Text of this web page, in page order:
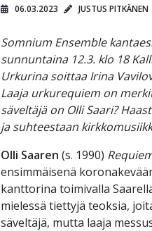
06.03.2023 JUSTUS PITKÄNEN
Somnium Ensemble
sunnuntaina 12.3. klo 18
Urkurina soittaa Irina
Laaja urkurequiem on
säveltäjä on Olli Saari?
ja suhteestaan
Olli Saaren (s. 1990)
ensimmäisenä
kanttorina toimivalla
mielessä tiettyjä teoksia,
säveltäjä, mutta laaja